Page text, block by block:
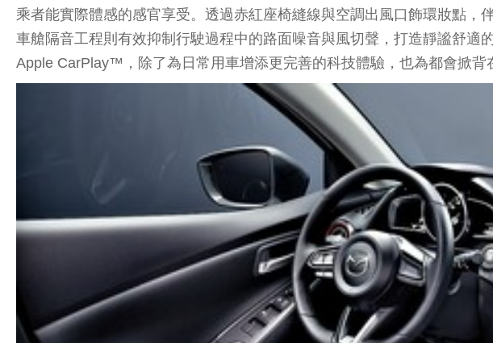
乘者能實際體感的感官享受。透過赤紅座椅縫線與空調出風口飾環妝點
車艙隔音工程則有效抑制行駛過程中的路面噪音與風切聲，打造靜謐舒
Apple CarPlay™，除了為日常用車增添更完善的科技體驗，也為都會掀背